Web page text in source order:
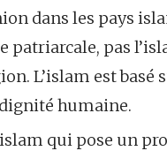
dans les pays
patriarcale, pas
L’islam est basé
humaine.
qui pose un